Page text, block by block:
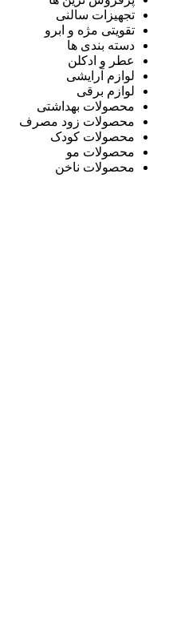
تجهیزات سالنی
تقویتی مژه و ابرو
دسته بندی ها
عطر و ادکلن
لوازم آرایشی
لوازم برقی
محصولات بهداشتی
محصولات زود مصرف
محصولات کودک
محصولات مو
محصولات ناخن